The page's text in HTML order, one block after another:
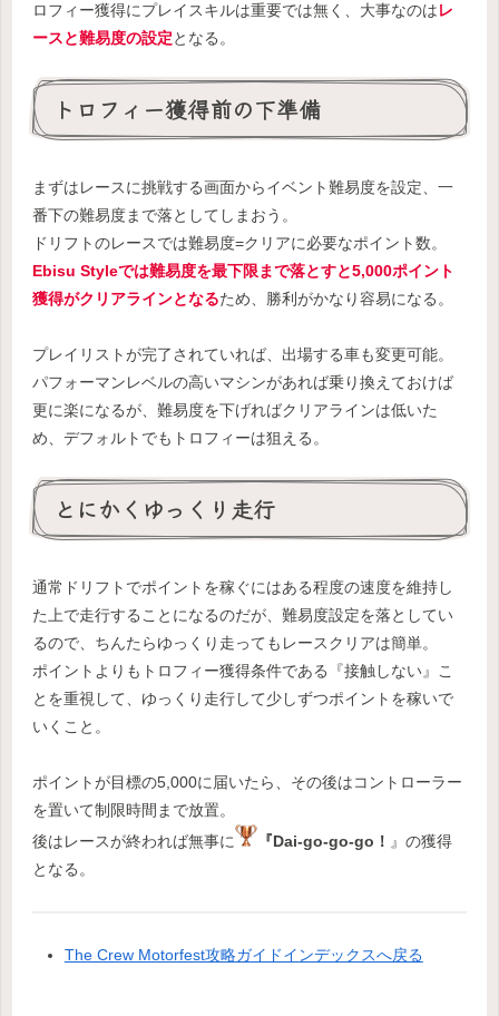
ロフィー獲得にプレイスキルは重要では無く、大事なのはレ
ースと難易度の設定となる。
トロフィー獲得前の下準備
まずはレースに挑戦する画面からイベント難易度を設定、一
番下の難易度まで落としてしまおう。
ドリフトのレースでは難易度=クリアに必要なポイント数。
Ebisu Styleでは難易度を最下限まで落とすと5,000ポイント
獲得がクリアラインとなるため、勝利がかなり容易になる。
プレイリストが完了されていれば、出場する車も変更可能。
パフォーマンレベルの高いマシンがあれば乗り換えておけば
更に楽になるが、難易度を下げればクリアラインは低いた
め、デフォルトでもトロフィーは狙える。
とにかくゆっくり走行
通常ドリフトでポイントを稼ぐにはある程度の速度を維持し
た上で走行することになるのだが、難易度設定を落としてい
るので、ちんたらゆっくり走ってもレースクリアは簡単。
ポイントよりもトロフィー獲得条件である『接触しない』こ
とを重視して、ゆっくり走行して少しずつポイントを稼いで
いくこと。
ポイントが目標の5,000に届いたら、その後はコントローラー
を置いて制限時間まで放置。
後はレースが終われば無事に
『Dai-go-go-go！ 』の獲得
となる。
The Crew Motorfest攻略ガイドインデックスへ戻る